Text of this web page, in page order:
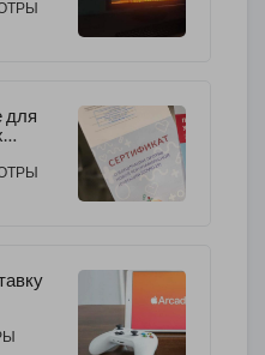
для